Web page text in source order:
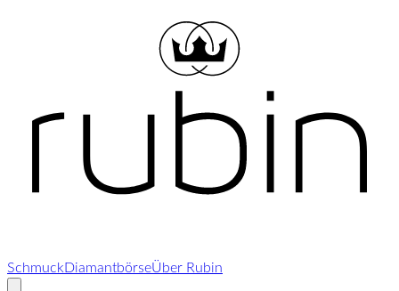
SchmuckDiamantbörseÜber Rubin